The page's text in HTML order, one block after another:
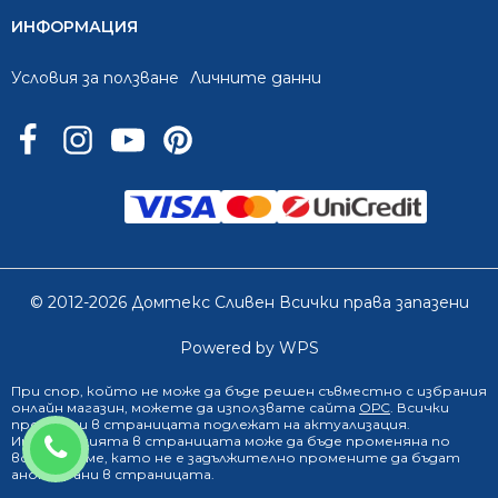
0888 249 719
ИНФОРМАЦИЯ
Условия за ползване Личните данни
© 2012-2026 Домтекс Сливен Всички права запазени
Powered by WPS
При спор, който не може да бъде решен съвместно с избрания
онлайн магазин , можете да използвате сайта ОРС . Всички
продукти в страницата подлежат на актуализация.
Информацията в страницата може да бъде променяна по
всяко време, като не е задължително промените да бъдат
анонсирани в страницата.